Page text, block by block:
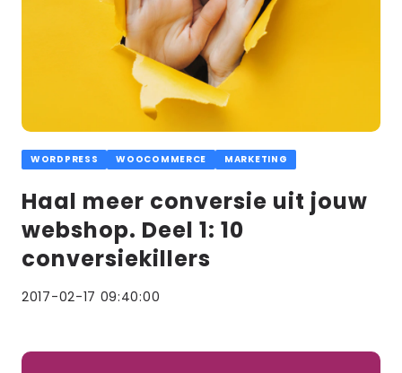
WORDPRESS WOOCOMMERCE MARKETING
Haal meer conversie uit jouw
webshop. Deel 1: 10
conversiekillers
2017-02-17 09:40:00
Lees